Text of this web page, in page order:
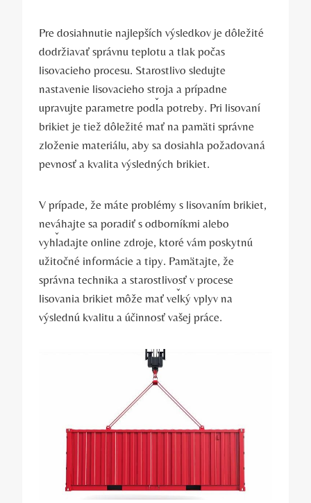
Pre ⁢dosiahnutie najlepších výsledkov​ je dôležité​
dodržiavať správnu teplotu a tlak počas
lisovacieho‌ procesu. Starostlivo sledujte ​
nastavenie lisovacieho stroja a prípadne
upravujte parametre podľa potreby.‌ Pri lisovaní
brikiet je tiež dôležité mať ‌na pamäti ‍správne
zloženie⁤ materiálu, aby sa ⁤dosiahla‍ požadovaná
pevnosť a⁢ kvalita výsledných ‍brikiet.
V prípade, že máte problémy s lisovaním brikiet,
neváhajte sa poradiť s⁤ odborníkmi ⁤alebo
vyhľadajte ⁤online zdroje, ktoré vám poskytnú
užitočné informácie a tipy. Pamätajte, že
správna technika a ‍starostlivosť v procese
lisovania brikiet ⁢môže mať veľký vplyv ⁤na
výslednú ‌kvalitu a‌ účinnosť vašej práce.